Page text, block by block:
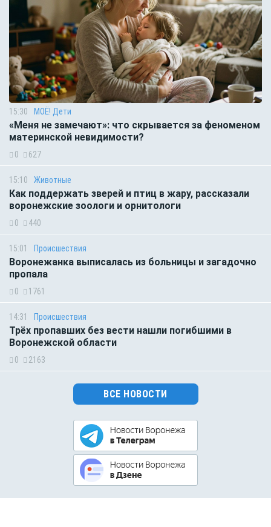
15:30 МОЁ! Дети
«Меня не замечают»: что скрывается за феноменом
материнской невидимости?
0 627
15:10 Животные
Как поддержать зверей и птиц в жару, рассказали
воронежские зоологи и орнитологи
0 440
15:01 Происшествия
Воронежанка выписалась из больницы и загадочно
пропала
0 1761
14:31 Происшествия
Трёх пропавших без вести нашли погибшими в
Воронежской области
0 2163
ВСЕ НОВОСТИ